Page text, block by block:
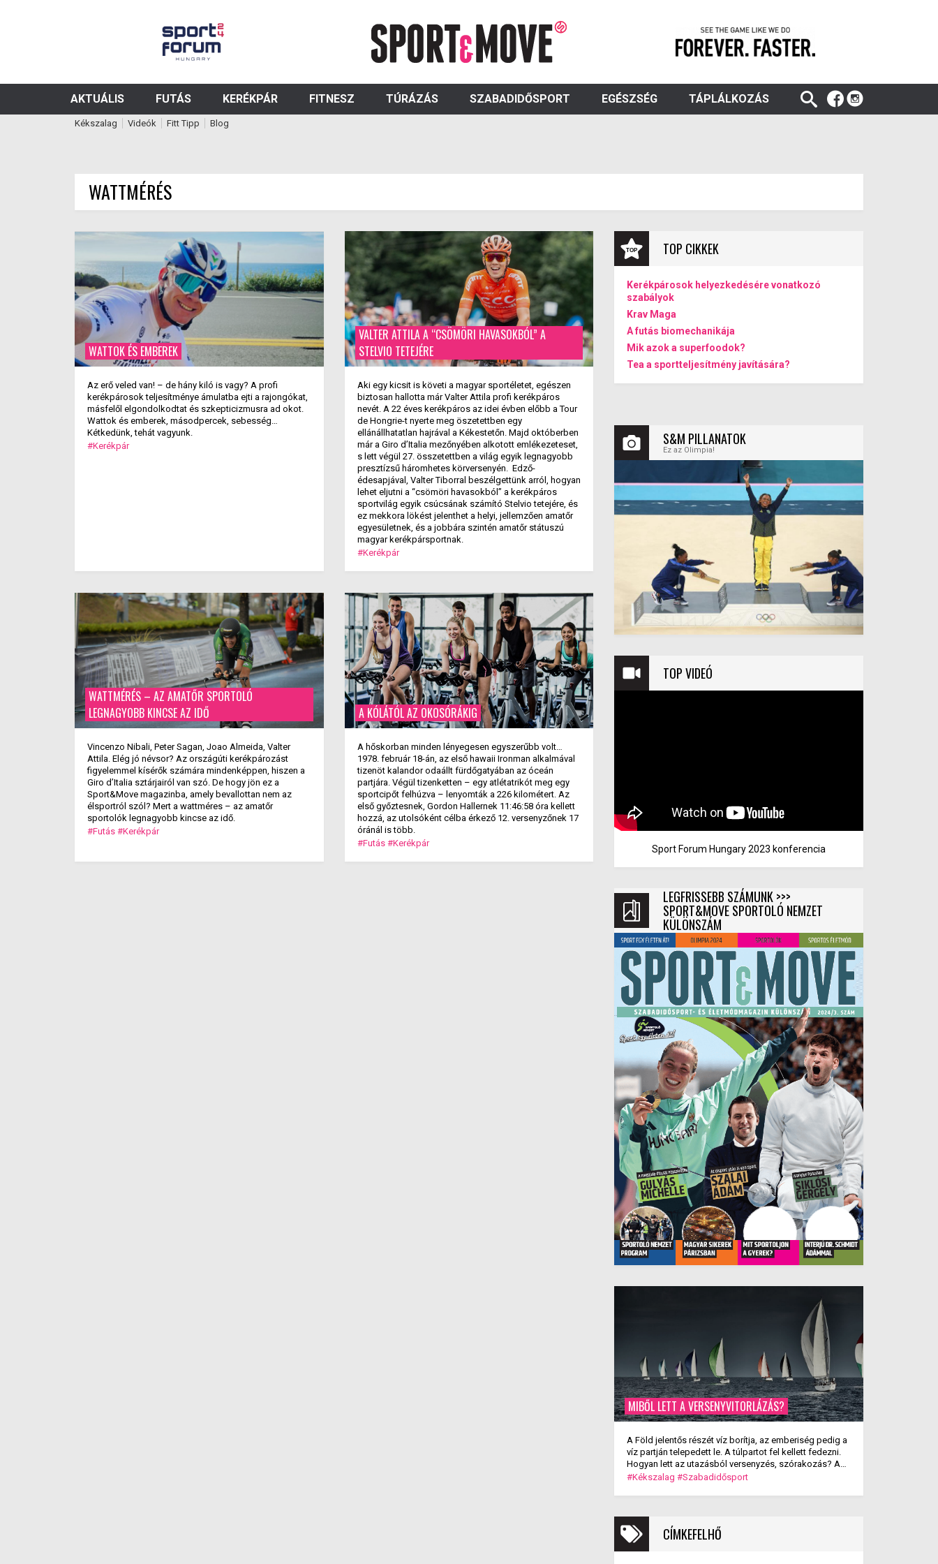
AKTUÁLIS FUTÁS KERÉKPÁR FITNESZ TÚRÁZÁS SZABADIDŐSPORT EGÉSZSÉG TÁPLÁLKOZÁS
Kékszalag Videók Fitt Tipp Blog
WATTMÉRÉS
WATTOK ÉS EMBEREK
Az erő veled van! – de hány kiló is vagy? A profi
kerékpárosok teljesítménye ámulatba ejti a rajongókat,
másfelől elgondolkodtat és szkepticizmusra ad okot.
Wattok és emberek, másodpercek, sebesség…
Kétkedünk, tehát vagyunk.
#Kerékpár
VALTER ATTILA A “CSÖMÖRI HAVASOKBÓL” A
STELVIO TETEJÉRE
Aki egy kicsit is követi a magyar sportéletet, egészen
biztosan hallotta már Valter Attila profi kerékpáros
nevét. A 22 éves kerékpáros az idei évben előbb a Tour
de Hongrie-t nyerte meg öszetettben egy
ellánállhatatlan hajrával a Kékestetőn. Majd októberben
már a Giro d’Italia mezőnyében alkotott emlékezeteset,
s lett végül 27. összetettben a világ egyik legnagyobb
presztízsű háromhetes körversenyén. Edző-
édesapjával, Valter Tiborral beszélgettünk arról, hogyan
lehet eljutni a “csömöri havasokból” a kerékpáros
sportvilág egyik csúcsának számító Stelvio tetejére, és
ez mekkora lökést jelenthet a helyi, jellemzően amatőr
egyesületnek, és a jobbára szintén amatőr státuszú
magyar kerékpársportnak.
#Kerékpár
WATTMÉRÉS – AZ AMATŐR SPORTOLÓ
LEGNAGYOBB KINCSE AZ IDŐ
Vincenzo Nibali, Peter Sagan, Joao Almeida, Valter
Attila. Elég jó névsor? Az országúti kerékpározást
figyelemmel kísérők számára mindenképpen, hiszen a
Giro d’Italia sztárjairól van szó. De hogy jön ez a
Sport&Move magazinba, amely bevallottan nem az
élsportról szól? Mert a wattméres – az amatőr
sportolók legnagyobb kincse az idő.
#Futás #Kerékpár
A KÓLÁTÓL AZ OKOSÓRÁKIG
A hőskorban minden lényegesen egyszerűbb volt…
1978. február 18-án, az első hawaii Ironman alkalmával
tizenöt kalandor odaállt fürdőgatyában az óceán
partjára. Végül tizenketten – egy atlétatrikót meg egy
sportcipőt felhúzva – lenyomták a 226 kilométert. Az
első győztesnek, Gordon Hallernek 11:46:58 óra kellett
hozzá, az utolsóként célba érkező 12. versenyzőnek 17
óránál is több.
#Futás #Kerékpár
TOP CIKKEK
Kerékpárosok helyezkedésére vonatkozó
szabályok
Krav Maga
A futás biomechanikája
Mik azok a superfoodok?
Tea a sportteljesítmény javítására?
S&M PILLANATOK
Ez az Olimpia!
TOP VIDEÓ
Sport Forum Hungary 2023 konferencia
LEGFRISSEBB SZÁMUNK >>>
SPORT&MOVE SPORTOLÓ NEMZET
KÜLÖNSZÁM
MIBŐL LETT A VERSENYVITORLÁZÁS?
A Föld jelentős részét víz borítja, az emberiség pedig a
víz partján telepedett le. A túlpartot fel kellett fedezni.
Hogyan lett az utazásból versenyzés, szórakozás? A
versenyvitorlázás kialakulása.
#Kékszalag #Szabadidősport
CÍMKEFELHŐ